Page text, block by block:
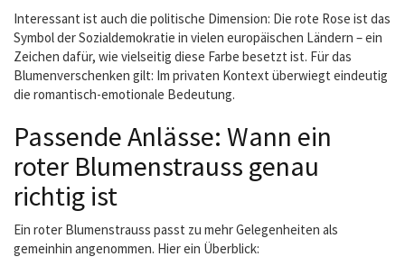
Interessant ist auch die politische Dimension: Die rote Rose ist das
Symbol der Sozialdemokratie in vielen europäischen Ländern – ein
Zeichen dafür, wie vielseitig diese Farbe besetzt ist. Für das
Blumenverschenken gilt: Im privaten Kontext überwiegt eindeutig
die romantisch-emotionale Bedeutung.
Passende Anlässe: Wann ein
roter Blumenstrauss genau
richtig ist
Ein roter Blumenstrauss passt zu mehr Gelegenheiten als
gemeinhin angenommen. Hier ein Überblick: